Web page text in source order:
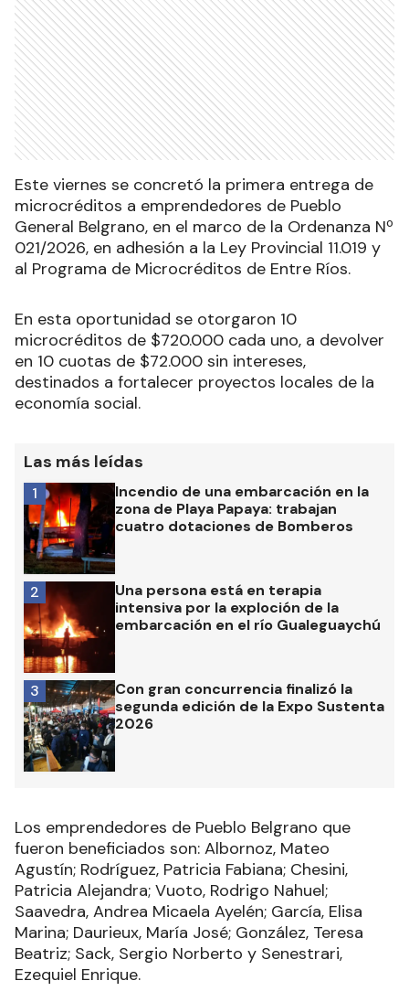
Este viernes se concretó la primera entrega de
microcréditos a emprendedores de Pueblo
General Belgrano, en el marco de la Ordenanza Nº
021/2026, en adhesión a la Ley Provincial 11.019 y
al Programa de Microcréditos de Entre Ríos.
En esta oportunidad se otorgaron 10
microcréditos de $720.000 cada uno, a devolver
en 10 cuotas de $72.000 sin intereses,
destinados a fortalecer proyectos locales de la
economía social.
Las más leídas
Incendio de una embarcación en la
zona de Playa Papaya: trabajan
cuatro dotaciones de Bomberos
1
Una persona está en terapia
intensiva por la exploción de la
embarcación en el río Gualeguaychú
2
Con gran concurrencia finalizó la
segunda edición de la Expo Sustenta
2026
3
Los emprendedores de Pueblo Belgrano que
fueron beneficiados son: Albornoz, Mateo
Agustín; Rodríguez, Patricia Fabiana; Chesini,
Patricia Alejandra; Vuoto, Rodrigo Nahuel;
Saavedra, Andrea Micaela Ayelén; García, Elisa
Marina; Daurieux, María José; González, Teresa
Beatriz; Sack, Sergio Norberto y Senestrari,
Ezequiel Enrique.